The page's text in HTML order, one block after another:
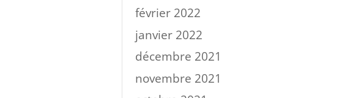
février 2022
janvier 2022
décembre 2021
novembre 2021